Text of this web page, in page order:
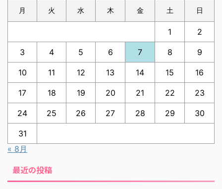
月 火 水 木 金 土 日
1 2
3 4 5 6 7 8 9
10 11 12 13 14 15 16
17 18 19 20 21 22 23
24 25 26 27 28 29 30
31
« 8月
最近の投稿